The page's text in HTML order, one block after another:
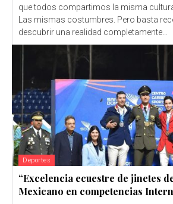
que todos compartimos la misma cultura. El mismo
Las mismas costumbres. Pero basta recorrer el país… Para
descubrir una realidad completamente...
Deportes
“Excelencia ecuestre de jinetes
Mexicano en competencias